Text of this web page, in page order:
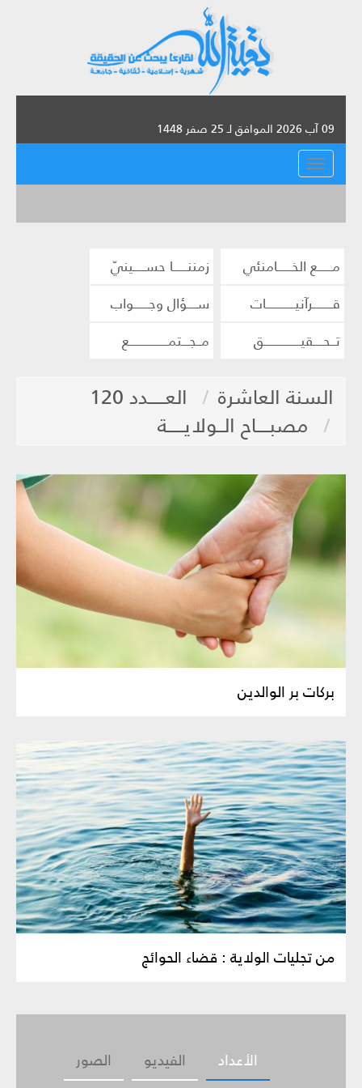
09 آب 2026 الموافق لـ 25 صفر 1448
القائمة
مــــــع الخــــــامنئي
زمننــــــا حســـــينيّ
قــــــــرآنيــــــــــــات
ســــؤال وجــــــواب
تــحــــقيـــــــــــــــق
مــجـــتمــــــــــــــــع
السنة العاشرة
العـــــدد 120
مصبــــاح الــولايـــــة
بركات بر الوالدين
من تجليات الولاية : قضاء الحوائج
الصور الفيديو الأعداد